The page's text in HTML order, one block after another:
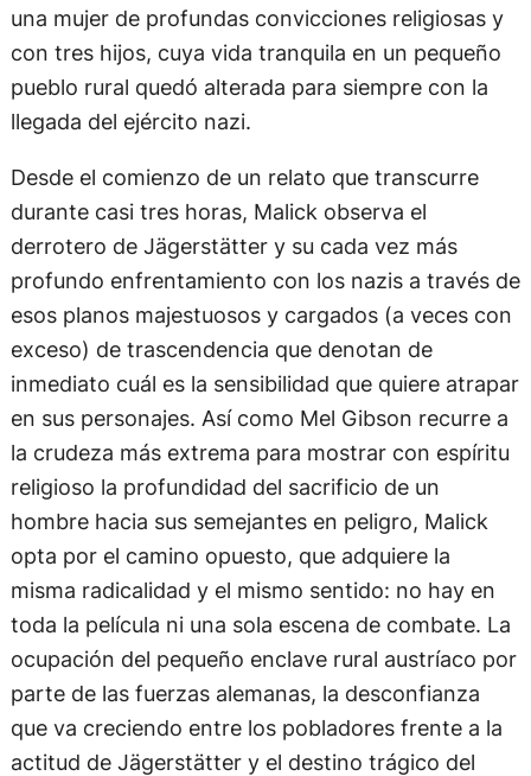
una mujer de profundas convicciones religiosas y
con tres hijos, cuya vida tranquila en un pequeño
pueblo rural quedó alterada para siempre con la
llegada del ejército nazi.
Desde el comienzo de un relato que transcurre
durante casi tres horas, Malick observa el
derrotero de Jägerstätter y su cada vez más
profundo enfrentamiento con los nazis a través de
esos planos majestuosos y cargados (a veces con
exceso) de trascendencia que denotan de
inmediato cuál es la sensibilidad que quiere atrapar
en sus personajes. Así como Mel Gibson recurre a
la crudeza más extrema para mostrar con espíritu
religioso la profundidad del sacrificio de un
hombre hacia sus semejantes en peligro, Malick
opta por el camino opuesto, que adquiere la
misma radicalidad y el mismo sentido: no hay en
toda la película ni una sola escena de combate. La
ocupación del pequeño enclave rural austríaco por
parte de las fuerzas alemanas, la desconfianza
que va creciendo entre los pobladores frente a la
actitud de Jägerstätter y el destino trágico del